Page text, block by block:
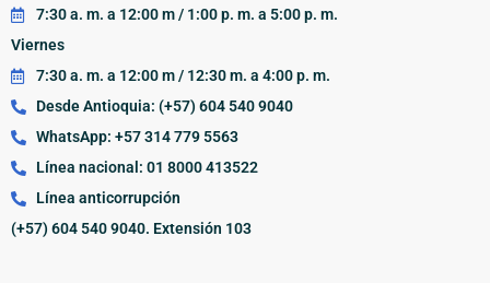
7:30 a. m. a 12:00 m / 1:00 p. m. a 5:00 p. m.
Viernes
7:30 a. m. a 12:00 m / 12:30 m. a 4:00 p. m.
Desde Antioquia: (+57) 604 540 9040
WhatsApp: +57 314 779 5563
Línea nacional: 01 8000 413522
Línea anticorrupción
(+57) 604 540 9040. Extensión 103